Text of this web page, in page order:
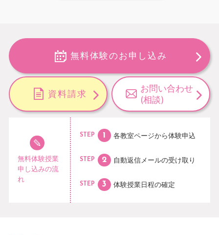
無料体験のお申し込み
資料請求
お問い合わせ
(相談)
無料体験授業
申し込みの流
れ
STEP 各教室ページから体験申込
STEP 自動返信メールの受け取り
STEP 体験授業日程の確定